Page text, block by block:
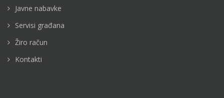
Javne nabavke
Servisi građana
Žiro račun
Kontakti